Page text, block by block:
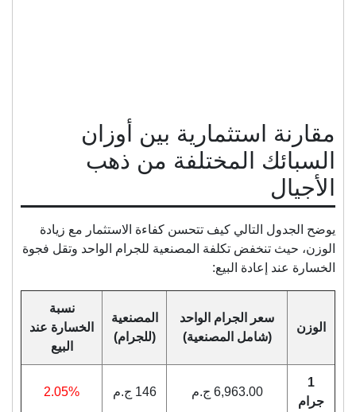
مقارنة استثمارية بين أوزان
السبائك المختلفة من ذهب
الأجيال
يوضح الجدول التالي كيف تتحسن كفاءة الاستثمار مع زيادة
الوزن، حيث تنخفض تكلفة المصنعية للجرام الواحد وتقل فجوة
الخسارة عند إعادة البيع:
الوزن
سعر الجرام الواحد
(شامل المصنعية)
المصنعية
(للجرام)
نسبة
الخسارة عند
البيع
1
جرام
6,963.00 ج.م 146 ج.م 2.05%